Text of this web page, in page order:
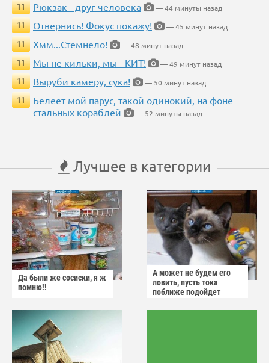
11
Рюкзак - друг человека
— 44 минуты назад
11
Отвернись! Фокус покажу!
— 45 минут назад
11
Хмм...Стемнело!
— 48 минут назад
11
Мы не кильки, мы - КИТ!
— 49 минут назад
11
Выруби камеру, сука!
— 50 минут назад
11
Белеет мой парус, такой одинокий, на фоне
стальных кораблей
— 52 минуты назад
Лучшее в категории
Да были же сосиски, я ж
помню!!
А может не будем его
ловить, пусть тока
поближе подойдет